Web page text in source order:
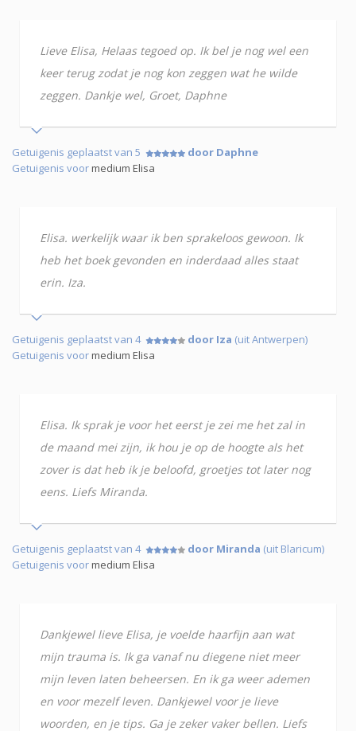
Lieve Elisa, Helaas tegoed op. Ik bel je nog wel een
keer terug zodat je nog kon zeggen wat he wilde
zeggen. Dankje wel, Groet, Daphne
Getuigenis geplaatst van 5
door Daphne
Getuigenis voormedium Elisa
Elisa. werkelijk waar ik ben sprakeloos gewoon. Ik
heb het boek gevonden en inderdaad alles staat
erin. Iza.
Getuigenis geplaatst van 4 door Iza (uit Antwerpen)
Getuigenis voormedium Elisa
Elisa. Ik sprak je voor het eerst je zei me het zal in
de maand mei zijn, ik hou je op de hoogte als het
zover is dat heb ik je beloofd, groetjes tot later nog
eens. Liefs Miranda.
Getuigenis geplaatst van 4 door Miranda (uit Blaricum)
Getuigenis voormedium Elisa
Dankjewel lieve Elisa, je voelde haarfijn aan wat
mijn trauma is. Ik ga vanaf nu diegene niet meer
mijn leven laten beheersen. En ik ga weer ademen
en voor mezelf leven. Dankjewel voor je lieve
woorden, en je tips. Ga je zeker vaker bellen. Liefs